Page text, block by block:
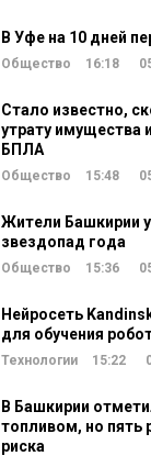
В Уфе на 10 дней
Общество 16:18
Стало известно,
утрату имущества
БПЛА
Общество 15:48
Жители Башкирии
звездопад года
Общество 15:36
Нейросеть
для обучения
Технологии 15:22
В Башкирии
топливом, но пять
риска